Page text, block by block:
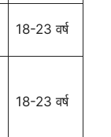
18-23 वर्ष
18-23 वर्ष